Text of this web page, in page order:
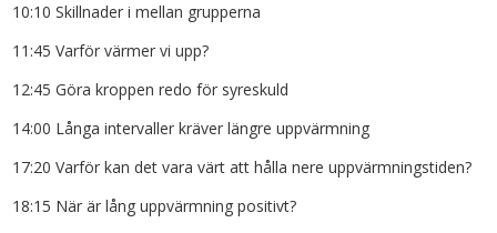
10:10 Skillnader i mellan grupperna
11:45 Varför värmer vi upp?
12:45 Göra kroppen redo för syreskuld
14:00 Långa intervaller kräver längre uppvärmning
17:20 Varför kan det vara värt att hålla nere uppvärmningstiden?
18:15 När är lång uppvärmning positivt?